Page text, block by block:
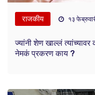
राजकीय १३
ज्यांनी शेण खाल्लं
नेमकं प्रकरण काय ?